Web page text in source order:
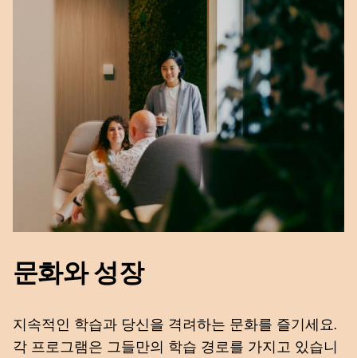
문화와 성장
지속적인 학습과 당신을 격려하는 문화를 즐기세요.
각 프로그램은 그들만의 학습 경로를 가지고 있습니